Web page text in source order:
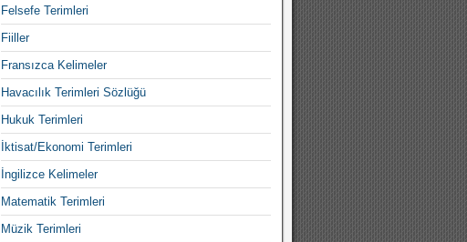
Felsefe Terimleri
Fiiller
Fransızca Kelimeler
Havacılık Terimleri Sözlüğü
Hukuk Terimleri
İktisat/Ekonomi Terimleri
İngilizce Kelimeler
Matematik Terimleri
Müzik Terimleri